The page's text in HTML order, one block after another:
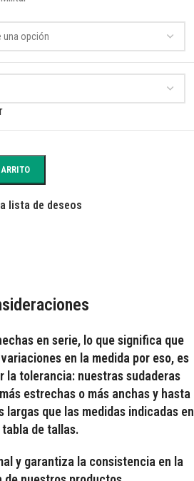
lista de deseos
en serie, lo que significa que
en la medida por eso, es
la tolerancia: nuestras sudaderas
estrechas o más anchas y hasta
largas que las medidas indicadas en
tabla de tallas.
y garantiza la consistencia en la